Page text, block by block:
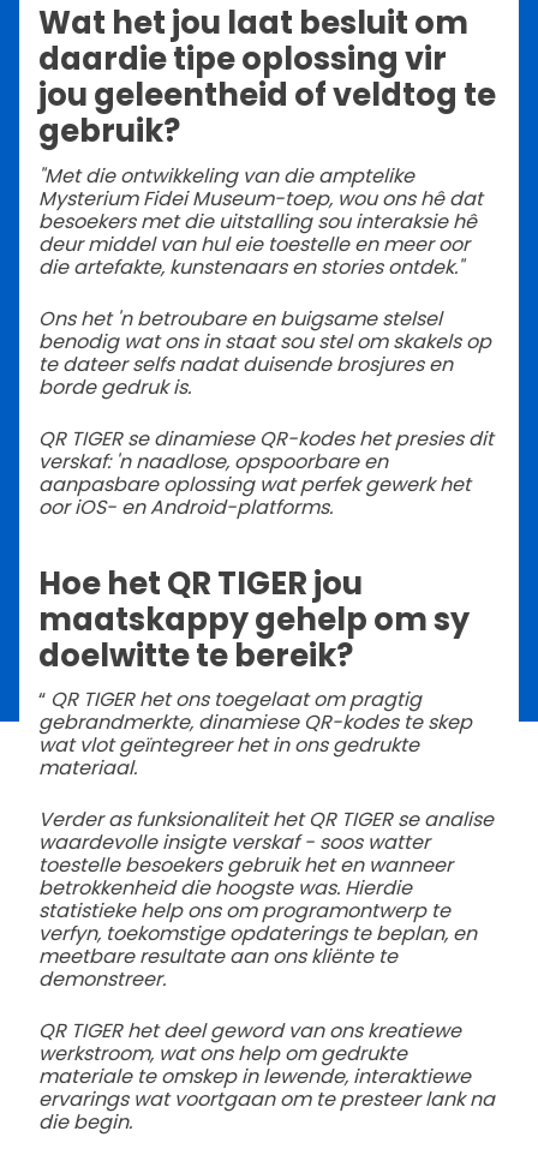
Wat het jou laat besluit om
daardie tipe oplossing vir
jou geleentheid of veldtog te
gebruik?
"Met die ontwikkeling van die amptelike
Mysterium Fidei Museum-toep, wou ons hê dat
besoekers met die uitstalling sou interaksie hê
deur middel van hul eie toestelle en meer oor
die artefakte, kunstenaars en stories ontdek."
Ons het 'n betroubare en buigsame stelsel
benodig wat ons in staat sou stel om skakels op
te dateer selfs nadat duisende brosjures en
borde gedruk is.
QR TIGER se dinamiese QR-kodes het presies dit
verskaf: 'n naadlose, opspoorbare en
aanpasbare oplossing wat perfek gewerk het
oor iOS- en Android-platforms.
Hoe het QR TIGER jou
maatskappy gehelp om sy
doelwitte te bereik?
“ QR TIGER het ons toegelaat om pragtig
gebrandmerkte, dinamiese QR-kodes te skep
wat vlot geïntegreer het in ons gedrukte
materiaal.
Verder as funksionaliteit het QR TIGER se analise
waardevolle insigte verskaf - soos watter
toestelle besoekers gebruik het en wanneer
betrokkenheid die hoogste was. Hierdie
statistieke help ons om programontwerp te
verfyn, toekomstige opdaterings te beplan, en
meetbare resultate aan ons kliënte te
demonstreer.
QR TIGER het deel geword van ons kreatiewe
werkstroom, wat ons help om gedrukte
materiale te omskep in lewende, interaktiewe
ervarings wat voortgaan om te presteer lank na
die begin.